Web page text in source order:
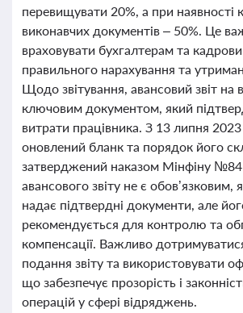
перевищувати 20%, а при наявності
виконавчих документів – 50%. Це
враховувати бухгалтерам та
правильного нарахування та
Щодо звітування, авансовий звіт на
ключовим документом, який
витрати працівника. З 13 липня 2023
оновлений бланк та порядок його
затверджений наказом Мінфіну
авансового звіту не є обов’язковим,
надає підтвердні документи, але
рекомендується для контролю та
компенсації. Важливо
подання звіту та використовувати
що забезпечує прозорість і
операцій у сфері відряджень.